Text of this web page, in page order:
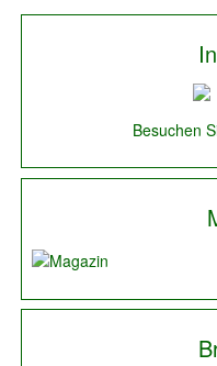
Besuchen